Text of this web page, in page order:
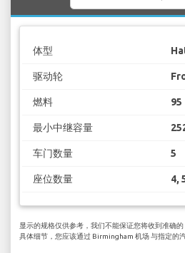
体型
驱动轮
燃料 95
最小中继容量
车门数量 5
座位数量 4,
显示的规格仅供参考，我们不能保证您将收到准确
具体细节，您应该通过 Birmingham 机场 与指定的